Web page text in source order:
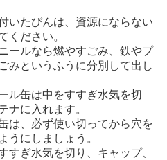
いたびんは、資源にならない
ください。
ールなら燃やすごみ、鉄やプ
みというふうに分別して出し
ル缶は中をすすぎ水気を切
ナに入れます。
は、必ず使い切ってから穴を
うにしましょう。
すぎ水気を切り、キャップ、